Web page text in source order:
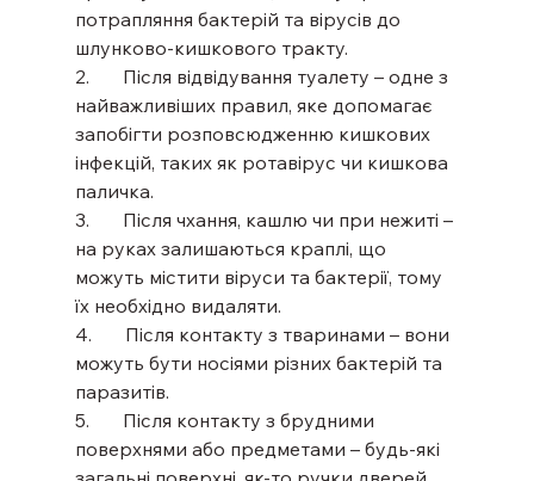
потрапляння бактерій та вірусів до
шлунково-кишкового тракту.
2.       Після відвідування туалету – одне з
найважливіших правил, яке допомагає
запобігти розповсюдженню кишкових
інфекцій, таких як ротавірус чи кишкова
паличка.
3.       Після чхання, кашлю чи при нежиті –
на руках залишаються краплі, що
можуть містити віруси та бактерії, тому
їх необхідно видаляти.
4.       Після контакту з тваринами – вони
можуть бути носіями різних бактерій та
паразитів.
5.       Після контакту з брудними
поверхнями або предметами – будь-які